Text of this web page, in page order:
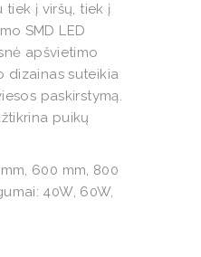
į viršų, tiek į
SMD LED
apšvietimo
dizainas suteikia
paskirstymą.
puikų
600 mm, 800
40W, 60W,